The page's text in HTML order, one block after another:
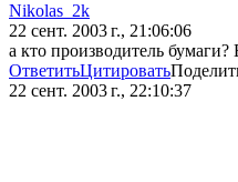
Nikolas_2k
22 сент. 2003 г., 21:06:06
а кто производитель
ОтветитьЦитировать
22 сент. 2003 г., 22:10:37